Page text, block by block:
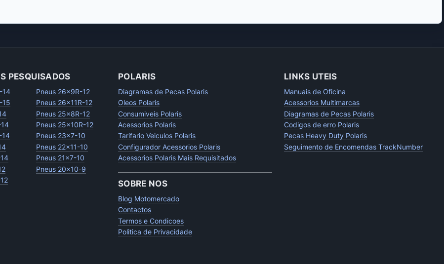
PESQUISADOS
14
15
14
Pneus 26x9R-12
Pneus 26x11R-12
Pneus 25x8R-12
Pneus 25x10R-12
Pneus 23x7-10
Pneus 22x11-10
Pneus 21x7-10
Pneus 20x10-9
POLARIS
Diagramas de Pecas Polaris
Oleos Polaris
Consumiveis Polaris
Acessorios Polaris
Tarifario Veiculos Polaris
Configurador Acessorios Polaris
Acessorios Polaris Mais Requisitados
SOBRE NOS
Blog Motomercado
Contactos
Termos e Condicoes
Politica de Privacidade
LINKS UTEIS
Manuais de Oficina
Acessorios Multimarcas
Diagramas de Pecas Polaris
Codigos de erro Polaris
Pecas Heavy Duty Polaris
Seguimento de Encomendas TrackNumber